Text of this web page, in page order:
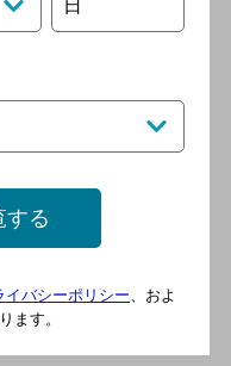
本線 宇都宮駅／Ｊ
宇都宮駅／ＪＲ宇
ン 宇都宮駅／ＪＲ
線 宇都宮駅
日
する
イバシーポリシー 、およ
ます。